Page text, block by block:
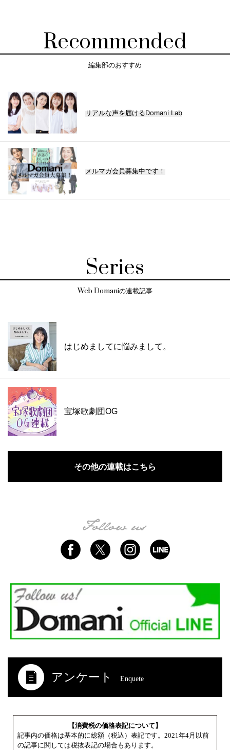
Recommended
編集部のおすすめ
リアルな声を届けるDomani Lab
メルマガ会員募集中です！
Series
Web Domaniの連載記事
はじめましてに悩みまして。
宝塚歌劇団OG
その他の連載はこちら
アンケート Enquete
【消費税の価格表記について】
記事内の価格は基本的に総額（税込）表記です。2021年4月以前
の記事に関しては税抜表記の場合もあります。